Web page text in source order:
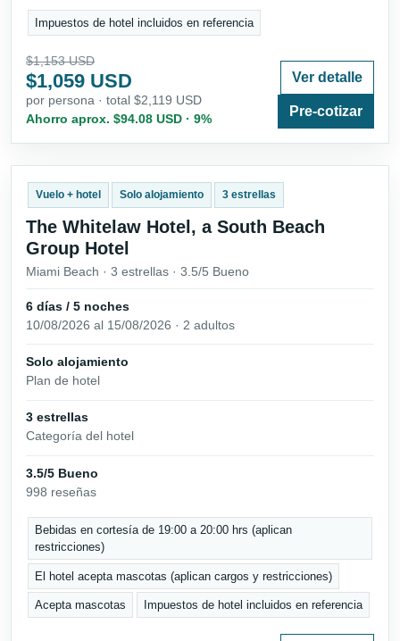
Impuestos de hotel incluidos en referencia
$1,153 USD
$1,059 USD
por persona · total $2,119 USD
Ahorro aprox. $94.08 USD · 9%
Ver detalle
Pre-cotizar
Vuelo + hotel Solo alojamiento 3 estrellas
The Whitelaw Hotel, a South Beach
Group Hotel
Miami Beach · 3 estrellas · 3.5/5 Bueno
6 días / 5 noches
10/08/2026 al 15/08/2026 · 2 adultos
Solo alojamiento
Plan de hotel
3 estrellas
Categoría del hotel
3.5/5 Bueno
998 reseñas
Bebidas en cortesía de 19:00 a 20:00 hrs (aplican
restricciones)
El hotel acepta mascotas (aplican cargos y restricciones)
Acepta mascotas Impuestos de hotel incluidos en referencia